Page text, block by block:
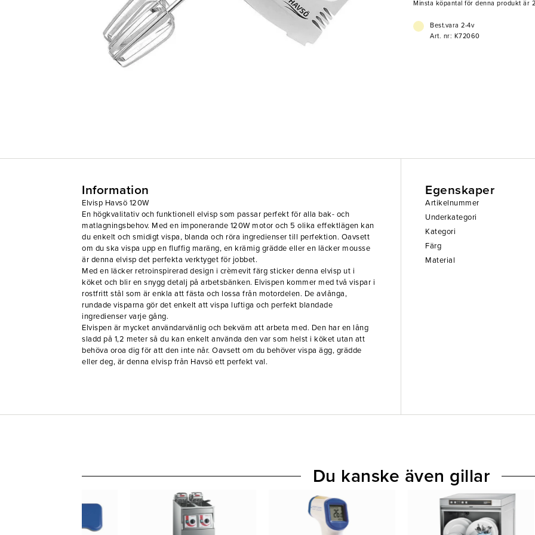
stål som är enkla att fästa och
Elvispen är mycket
sladd på 1,2 meter så du kan
Minsta köpantal för denna produkt är
Best.vara 2-4v
Art. nr: K72060
Information
Elvisp Havsö 120W
En högkvalitativ och funktionell elvisp som passar perfekt för alla bak- och
matlagningsbehov. Med en imponerande 120W motor och 5 olika effektlägen kan
du enkelt och smidigt vispa, blanda och röra ingredienser till perfektion. Oavsett
om du ska vispa upp en fluffig maräng, en krämig grädde eller en läcker mousse
är denna elvisp det perfekta verktyget för jobbet.
Med en läcker retroinspirerad design i crèmevit färg sticker denna elvisp ut i
köket och blir en snygg detalj på arbetsbänken. Elvispen kommer med två vispar i
rostfritt stål som är enkla att fästa och lossa från motordelen. De avlånga,
rundade visparna gör det enkelt att vispa luftiga och perfekt blandade
ingredienser varje gång.
Elvispen är mycket användarvänlig och bekväm att arbeta med. Den har en lång
sladd på 1,2 meter så du kan enkelt använda den var som helst i köket utan att
behöva oroa dig för att den inte når. Oavsett om du behöver vispa ägg, grädde
eller deg, är denna elvisp från Havsö ett perfekt val.
Egenskaper
Artikelnummer
Underkategori
Kategori
Färg
Material
Du kanske även gillar